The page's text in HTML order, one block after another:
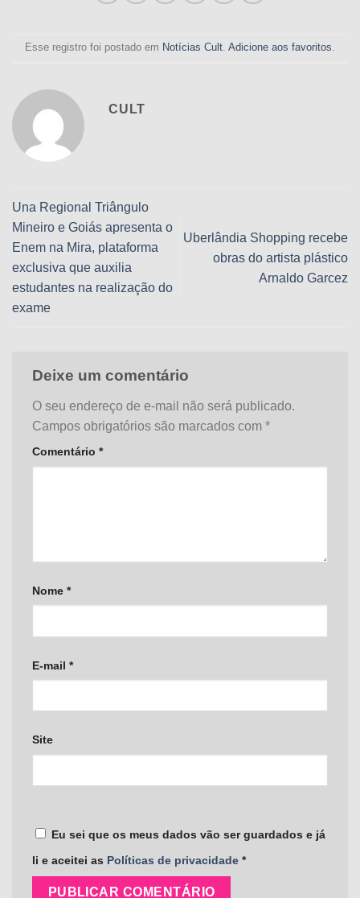
Esse registro foi postado em Notícias Cult. Adicione aos favoritos.
CULT
Una Regional Triângulo
Mineiro e Goiás apresenta o
Enem na Mira, plataforma
exclusiva que auxilia
estudantes na realização do
exame
Uberlândia Shopping recebe
obras do artista plástico
Arnaldo Garcez
Deixe um comentário
O seu endereço de e-mail não será publicado.
Campos obrigatórios são marcados com *
Comentário *
Nome *
E-mail *
Site
Eu sei que os meus dados vão ser guardados e já
li e aceitei as Políticas de privacidade *